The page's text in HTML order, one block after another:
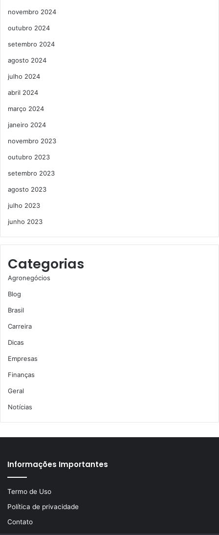
novembro 2024
outubro 2024
setembro 2024
agosto 2024
julho 2024
abril 2024
março 2024
janeiro 2024
novembro 2023
outubro 2023
setembro 2023
agosto 2023
julho 2023
junho 2023
Categorias
Agronegócios
Blog
Brasil
Carreira
Dicas
Empresas
Finanças
Geral
Notícias
Informações Importantes
Termo de Uso
Política de privacidade
Contato